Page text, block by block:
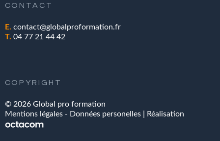
CONTACT
E. contact@globalproformation.fr
T. 04 77 21 44 42
COPYRIGHT
© 2026 Global pro formation
Mentions légales - Données personelles | Réalisation